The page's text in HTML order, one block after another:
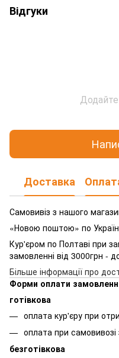
Відгуки
Доставка
Самовивіз з нашого
«Новою поштою» по
Кур'єром по Полтаві при
замовленні від 3000грн -
Більше інформації про
Форми оплати
готівкова
оплата кур'єру при
оплата при самовивозі
безготівкова